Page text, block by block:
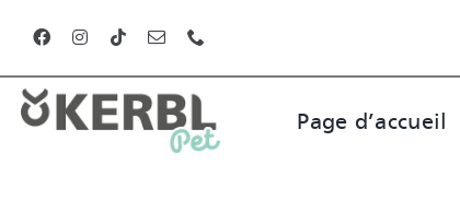
content
Page d’accueil